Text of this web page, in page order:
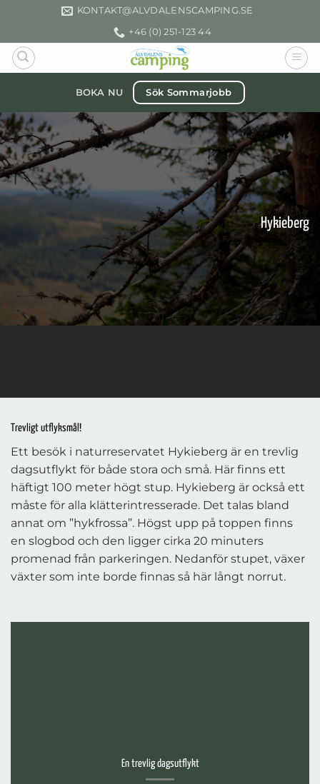
content
KONTAKT­@ALVDALENSCAMPING.SE
+46 (0) 251-123 44
BOKA NU Sök Sommarjobb
Hykieberg
Trevligt utflyksmål!
Ett besök i naturreservatet Hykieberg är en trevlig
dagsutflykt för både stora och små. Här finns ett
häftigt 100 meter högt stup. Hykieberg är också ett
måste för alla klätterintresserade. Det talas bland
annat om ”hykfrossa”. Högst upp på toppen finns
en slogbod och den ligger cirka 20 minuters
promenad från parkeringen. Nedanför stupet, växer
växter som inte borde finnas så här långt norrut.
En trevlig dagsutflykt